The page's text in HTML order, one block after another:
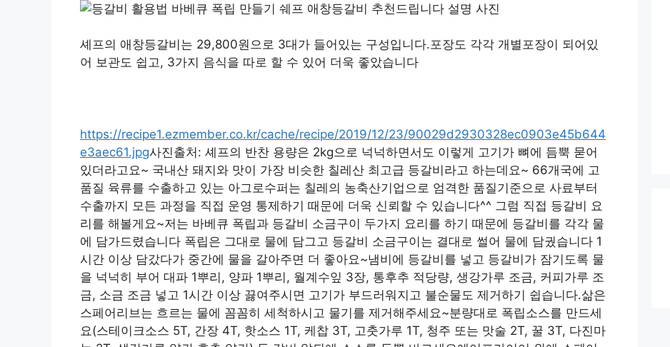
셰프의 애창등갈비는 29,800원으로 3대가 들어있는 구성입니다.포장도 각각 개별포장이 되어있
어 보관도 쉽고, 3가지 음식을 따로 할 수 있어 더욱 좋았습니다
https://recipe1.ezmember.co.kr/cache/recipe/2019/12/23/90029d2930328ec0903e45b644
e3aec61.jpg사진출처: 셰프의 반찬 용량은 2kg으로 넉넉하면서도 이렇게 고기가 뼈에 듬뿍 묻어
있더라고요~ 국내산 돼지와 맛이 가장 비슷한 칠레산 최고급 등갈비라고 하는데요~ 66개국에 고
품질 육류를 수출하고 있는 아그로수퍼는 칠레의 농축산기업으로 엄격한 품질기준으로 사료부터
수출까지 모든 과정을 직접 운영 통제하기 때문에 더욱 신뢰할 수 있습니다^^ 그럼 직접 등갈비 요
리를 해볼게요~저는 바베큐 폭립과 등갈비 소금구이 두가지 요리를 하기 때문에 등갈비를 각각 물
에 담가드렸습니다 폭립은 그대로 물에 담그고 등갈비 소금구이는 결대로 썰어 물에 담궜습니다 1
시간 이상 담갔다가 중간에 물을 갈아주면 더 좋아요~냄비에 등갈비를 넣고 등갈비가 잠기도록 물
을 넉넉히 부어 대파 1뿌리, 양파 1뿌리, 월계수잎 3장, 통후추 적당량, 생강가루 조금, 커피가루 조
금, 소금 조금 넣고 1시간 이상 끓여주시면 고기가 부드러워지고 불순물도 제거하기 쉽습니다.삶은
스페어리브는 흐르는 물에 꼼꼼히 세척하시고 물기를 제거해주세요~분량대로 폭립소스를 만드세
요(스테이크소스 5T, 간장 4T, 핫소스 1T, 케찹 3T, 고춧가루 1T, 청주 또는 맛술 2T, 꿀 3T, 다진마